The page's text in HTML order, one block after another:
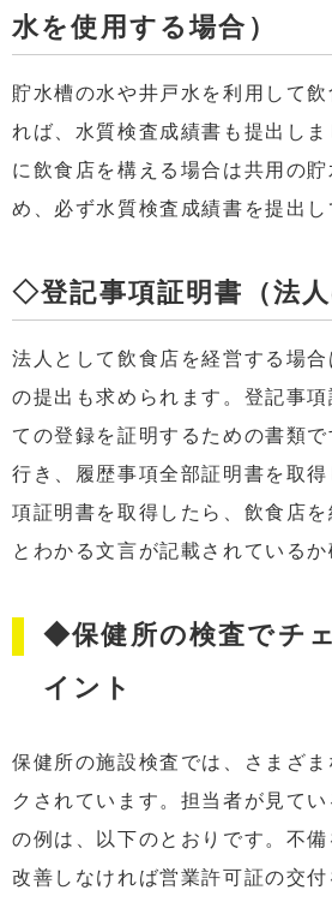
水を使用する場合）
貯水槽の水や井戸水を利用して
れば、水質検査成績書も提出し
に飲食店を構える場合は共用の
め、必ず水質検査成績書を提出し
◇登記事項証明書（法人
法人として飲食店を経営する場
の提出も求められます。登記事
ての登録を証明するための書類
行き、履歴事項全部証明書を取
項証明書を取得したら、飲食店
とわかる文言が記載されているか
◆保健所の検査でチ
イント
保健所の施設検査では、さまざ
クされています。担当者が見て
の例は、以下のとおりです。不備
改善しなければ営業許可証の交付